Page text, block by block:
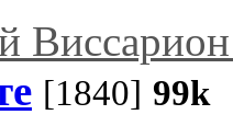
[1840] 99k